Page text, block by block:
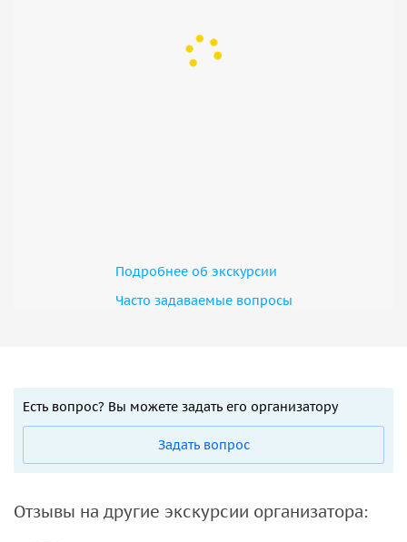
Подробнее об экскурсии
Часто задаваемые вопросы
Есть вопрос? Вы можете задать его организатору
Задать вопрос
Отзывы на другие экскурсии организатора: